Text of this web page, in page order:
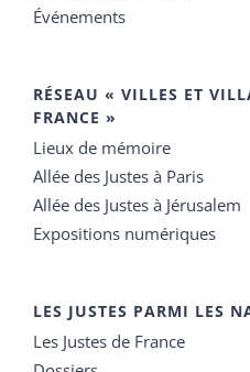
Événements
RÉSEAU « VILLES ET
FRANCE »
Lieux de mémoire
Allée des Justes à Paris
Allée des Justes à Jérusalem
Expositions numériques
LES JUSTES PARMI LES
Les Justes de France